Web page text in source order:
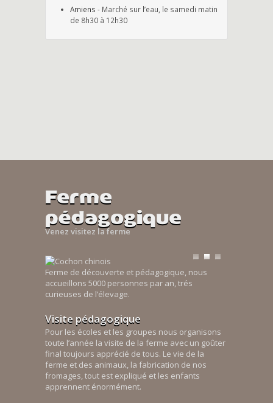
Amiens - Marché sur l’eau, le samedi matin
de 8h30 à 12h30
Ferme
pédagogique
Venez visitez la ferme
Ferme de découverte et pédagogique, nous
accueillons 5000 personnes par an, trés
curieuses de l’élevage.
Visite pédagogique
Pour les écoles et les groupes nous organisons
toute l’année la visite de la ferme avec un goûter
final toujours apprécié de tous. Le vie de la
ferme et des animaux, la fabrication de nos
fromages, tout est expliqué et les enfants
apprennent énormément.